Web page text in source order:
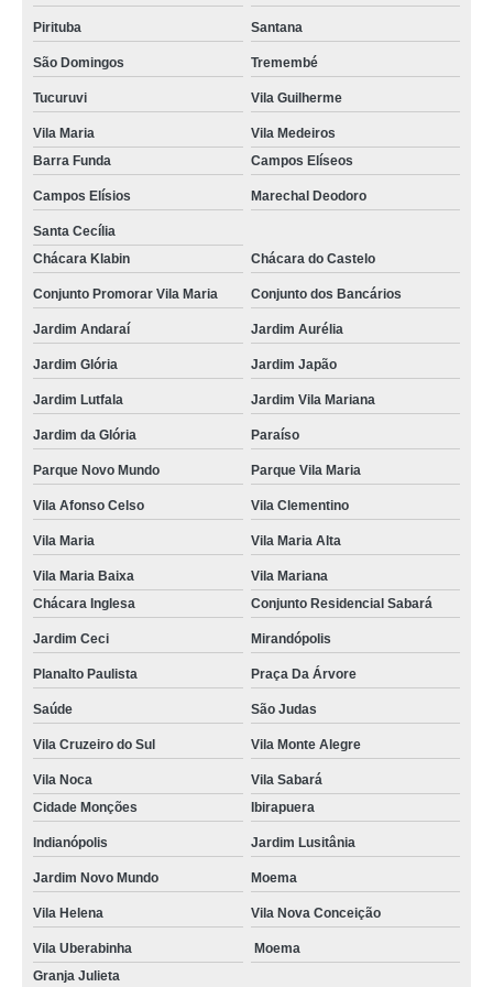
telefone de especialista em transtorno de uso de ketamina Laranjal Paulista
onde tem especialista em transtorno de uso de drogas sintéticas Brasilândia
onde tem especialista em transtorno de uso de êxtase Vila Suzana
especialista em dependência química contato Vila Augusto
especialista em transtorno de uso de substância Vila Canaã
especialista em transtorno de uso de crack Vila Maria
onde tem especialista em dependência química Vila Anastácio
onde tem especialista em transtorno de uso de metanfetamina Jardim
especialista em transtorno de uso de cocaína contato Piracicaba
especialista em transtorno de uso de álcool contato Amparo
especialista em transtorno de uso de maconha Jardim Lutfala
especialista em transtorno de uso de êxtase contato Brooklin Velho
telefone de especialista em transtorno de uso de êxtase Saúde
especialista em transtorno de uso de êxtase telefone Vila Ipojuca
onde tem especialista em transtorno de uso de ketamina Jardim Lusitânia
especialista em transtorno de uso de álcool Parque Vila Maria
telefone de especialista em transtorno de uso de drogas Jardim Rutinha
especialista em transtorno de uso de metanfetamina contato Porangaba
telefone de especialista em transtorno de uso de crack Tucuruvi
especialista em transtorno de uso de substância contato Jardim Panorama
onde tem especialista em transtorno de uso de drogas Real Parque
especialista em transtorno de uso de metanfetamina Super Quadra Morumbi
especialista em transtorno de uso de drogas sintéticas contato Indianópolis
Pirituba Santana
São Domingos Tremembé
Tucuruvi Vila Guilherme
Vila Maria
Vila Medeiros
Barra Funda
Campos Elíseos
Campos Elísios Marechal Deodoro
Santa Cecília
Chácara Klabin
Chácara do Castelo
Conjunto Promorar Vila Maria Conjunto dos Bancários
Jardim Andaraí Jardim Aurélia
Jardim Glória Jardim Japão
Jardim Lutfala Jardim Vila Mariana
Jardim da Glória Paraíso
Parque Novo Mundo Parque Vila Maria
Vila Afonso Celso Vila Clementino
Vila Maria Vila Maria Alta
Vila Maria Baixa
Vila Mariana
Chácara Inglesa
Conjunto Residencial Sabará
Jardim Ceci Mirandópolis
Planalto Paulista Praça Da Árvore
Saúde São Judas
Vila Cruzeiro do Sul Vila Monte Alegre
Vila Noca
Vila Sabará
Cidade Monções
Ibirapuera
Indianópolis Jardim Lusitânia
Jardim Novo Mundo Moema
Vila Helena Vila Nova Conceição
Vila Uberabinha
Moema
Granja Julieta